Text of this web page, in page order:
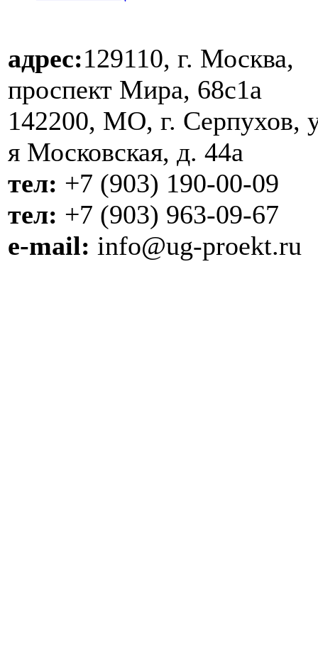
адрес:129110, г. Москва,
проспект Мира, 68с1а
142200, МО, г. Серпухов,
я Московская, д. 44a
тел: +7 (903) 190-00-09
тел: +7 (903) 963-09-67
e-mail: info@ug-proekt.ru